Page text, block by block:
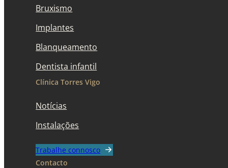
Bruxismo
Implantes
Blanqueamento
Dentista infantil
Clínica Torres Vigo
Notícias
Instalações
Trabalhe connosco
Contacto